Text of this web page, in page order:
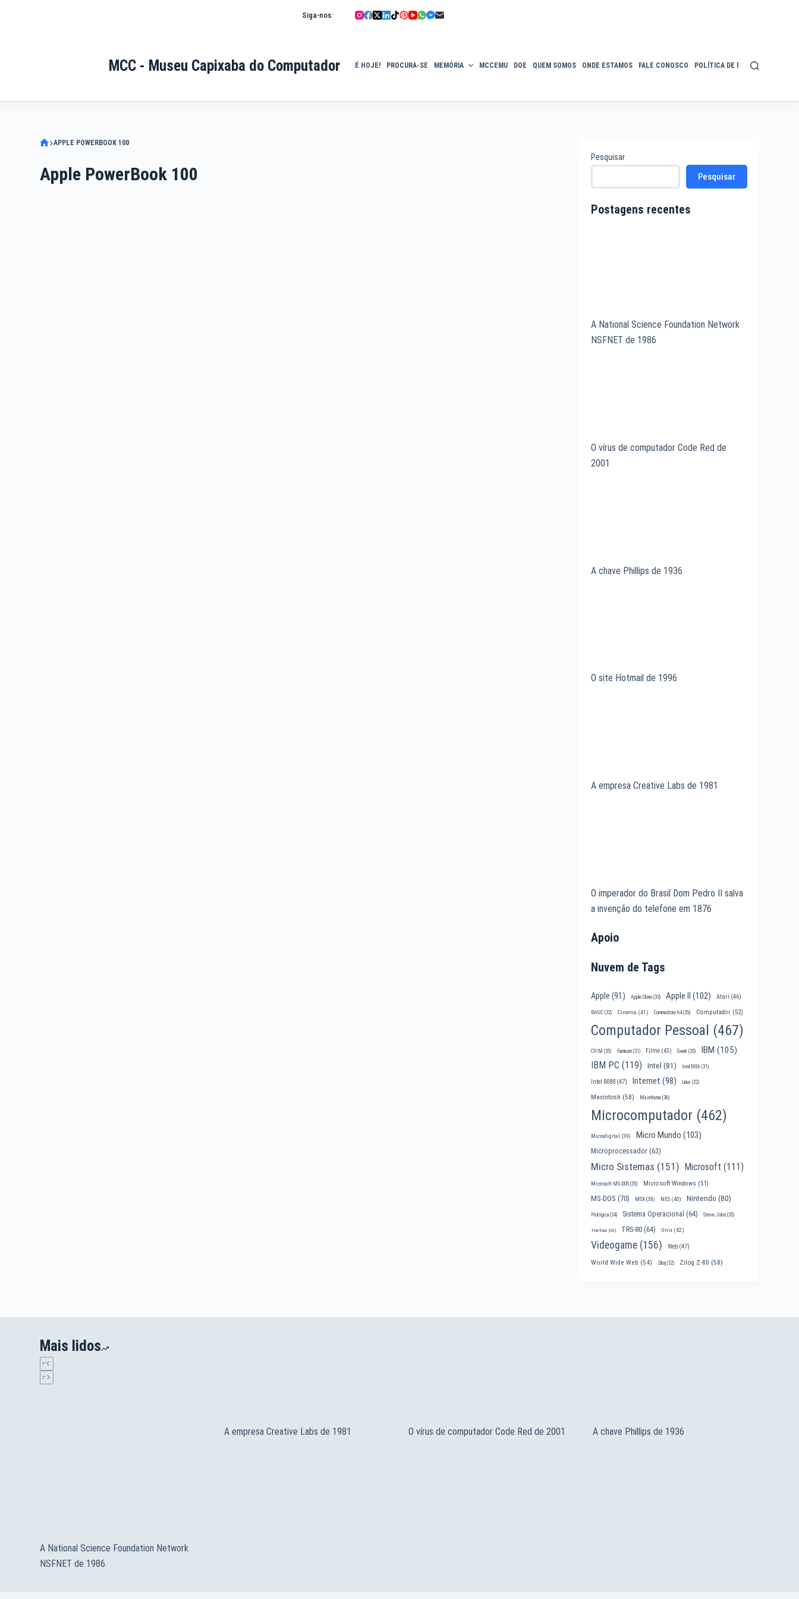
Siga-nos:
MCC - Museu Capixaba do Computador É HOJE! PROCURA-SE MEMÓRIA MCCEMU DOE QUEM SOMOS ONDE ESTAMOS FALE CONOSCO POLÍTICA DE PRIVACIDADE
APPLE POWERBOOK 100
Apple PowerBook 100
Pesquisar
Pesquisar
Postagens recentes
A National Science Foundation Network
NSFNET de 1986
O vírus de computador Code Red de
2001
A chave Phillips de 1936
O site Hotmail de 1996
A empresa Creative Labs de 1981
O imperador do Brasil Dom Pedro II salva
a invenção do telefone em 1876
Apoio
Nuvem de Tags
Apple (91) Apple Clone (33) Apple II (102) Atari (46)
BASIC (32) Cinema (41) Commodore 64(35) Computador (52)
Computador Pessoal (467)
CP/M (35) Famicom (31) Filme (43) Geek (35) IBM (105)
IBM PC (119) Intel (81) Intel 8086 (31)
Intel 8088 (47) Internet (98) Linux (32)
Macintosh (58) Mainframe (36)
Microcomputador (462)
Microdigital (39) Micro Mundo (103)
Microprocessador (63)
Micro Sistemas (151) Microsoft (111)
Microsoft MS-DOS (35) Microsoft Windows (51)
MS-DOS (70) MSX(38) NES (40) Nintendo (80)
Prológica (34) Sistema Operacional (64) Steve Jobs (35)
Telefone (30) TRS-80 (64) Unix (42)
Videogame (156) Web (47)
World Wide Web (54) Zilog (32) Zilog Z-80 (58)
Mais lidos
A empresa Creative Labs de 1981 O vírus de computador Code Red de 2001 A chave Phillips de 1936
A National Science Foundation Network
NSFNET de 1986